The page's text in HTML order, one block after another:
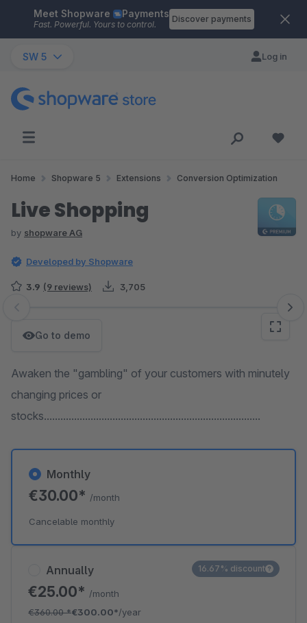
Skip to main content
Meet Shopware Payments
Fast. Powerful. Yours to control.
Discover payments
SW 5 Log in
Home Shopware 5 Extensions Conversion Optimization
Live Shopping
by shopware AG
Developed by Shopware
3.9 (9 reviews) 3,705
Skip image gallery
Go to demo
Awaken the "gambling" of your customers with minutely
changing prices or
stocks...............................................................................
Annually
€25.00* /month
€360.00*€300.00*/year
16.67% discount
Monthly
€30.00* /month
Cancelable monthly